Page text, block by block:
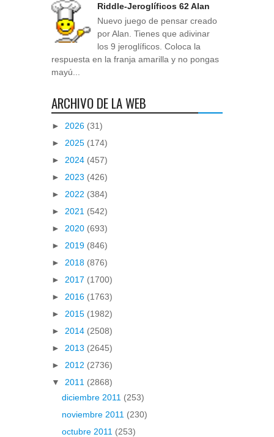
Riddle-Jeroglíficos 62 Alan
Nuevo juego de pensar creado
por Alan. Tienes que adivinar
los 9 jeroglíficos. Coloca la
respuesta en la franja amarilla y no pongas
mayú...
ARCHIVO DE LA WEB
► 2026 (31)
► 2025 (174)
► 2024 (457)
► 2023 (426)
► 2022 (384)
► 2021 (542)
► 2020 (693)
► 2019 (846)
► 2018 (876)
► 2017 (1700)
► 2016 (1763)
► 2015 (1982)
► 2014 (2508)
► 2013 (2645)
► 2012 (2736)
▼ 2011 (2868)
diciembre 2011 (253)
noviembre 2011 (230)
octubre 2011 (253)